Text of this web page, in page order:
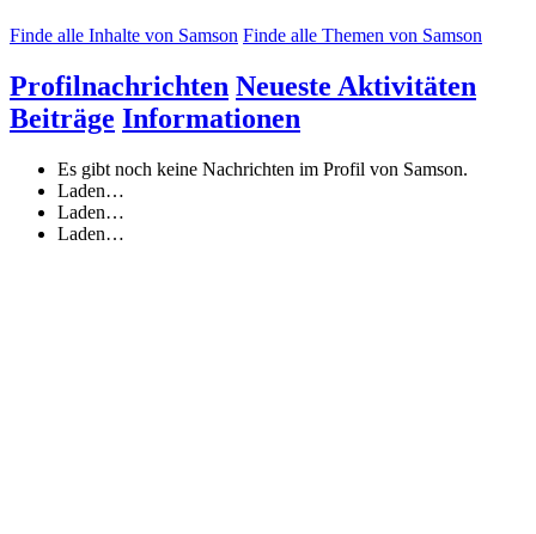
Finde alle Inhalte von Samson Finde alle Themen von Samson
Profilnachrichten Neueste Aktivitäten
Beiträge Informationen
Es gibt noch keine Nachrichten im Profil von Samson.
Laden…
Laden…
Laden…